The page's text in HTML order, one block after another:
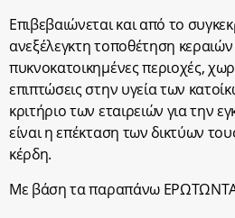
Επιβεβαιώνεται και από το
ανεξέλεγκτη τοποθέτηση
πυκνοκατοικημένες περιοχές,
επιπτώσεις στην υγεία των
κριτήριο των εταιρειών για την
είναι η επέκταση των δικτύων
κέρδη.
Με βάση τα παραπάνω